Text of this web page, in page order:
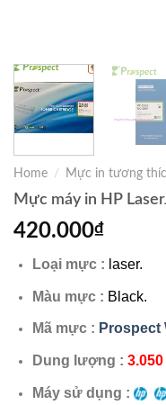
Home / Mực in tương
Mực máy in HP
420.000₫
Loại mực : laser.
Màu mực : Black.
Mã mực : Prospect
Dung lượng : 3.050
Máy sử dụng :